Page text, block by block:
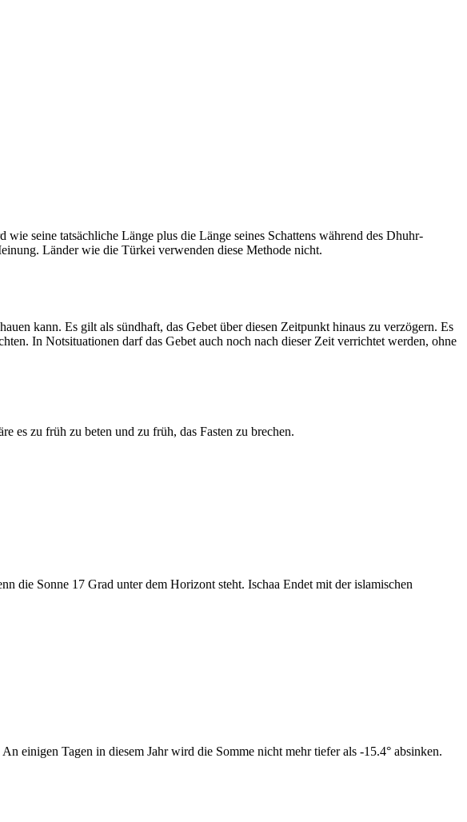
seine tatsächliche Länge plus die Länge seines Schattens während des Dhuhr-
Länder wie die Türkei verwenden diese Methode nicht.
kann. Es gilt als sündhaft, das Gebet über diesen Zeitpunkt hinaus zu verzögern. Es
In Notsituationen darf das Gebet auch noch nach dieser Zeit verrichtet werden, ohne
es zu früh zu beten und zu früh, das Fasten zu brechen.
die Sonne 17 Grad unter dem Horizont steht. Ischaa Endet mit der islamischen
einigen Tagen in diesem Jahr wird die Somme nicht mehr tiefer als -15.4° absinken.